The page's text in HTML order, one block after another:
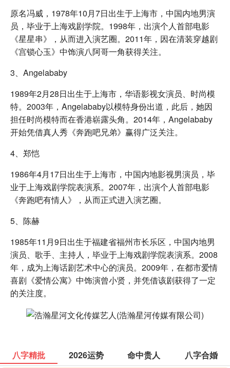
原名冯威，1978年10月7日出生于上海市，中国内地男演
员，毕业于上海戏剧学院。1998年，出演个人首部电影
《星星串》，从而进入演艺圈。2011年，因在清装穿越剧
《宫锁心玉》中饰演八阿哥一角获得关注。
3、Angelababy
1989年2月28日出生于上海市，华语影视女演员、时尚模
特。2003年，Angelababy以模特身份出道，此后，她因
担任时尚模特而在香港崭露头角。2014年，Angelababy
开始凭借真人秀《奔跑吧兄弟》赢得广泛关注。
4、郑恺
1986年4月17日出生于上海市，中国内地影视男演员，毕
业于上海戏剧学院表演系。2007年，出演个人首部电影
《奔跑吧有情人》，从而正式进入演艺圈。
5、陈赫
1985年11月9日出生于福建省福州市长乐区，中国内地男
演员、歌手、主持人，毕业于上海戏剧学院表演系。2008
年，成为上海话剧艺术中心的演员。2009年，在都市爱情
喜剧《爱情公寓》中饰演曾小贤，并凭借该剧获得了一定
的关注度。
八字精批 2026运势 命中贵人 八字合婚